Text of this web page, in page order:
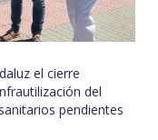
el cierre
del
pendientes